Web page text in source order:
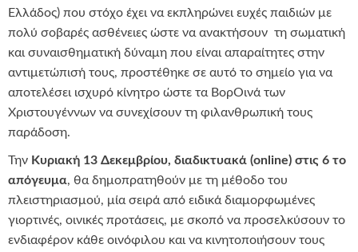
Ελλάδος) που στόχο έχει να εκπληρώνει ευχές παιδιών με
πολύ σοβαρές ασθένειες ώστε να ανακτήσουν τη σωματική
και συναισθηματική δύναμη που είναι απαραίτητες στην
αντιμετώπισή τους, προστέθηκε σε αυτό το σημείο για να
αποτελέσει ισχυρό κίνητρο ώστε τα ΒορΟινά των
Χριστουγέννων να συνεχίσουν τη φιλανθρωπική τους
παράδοση.
Την Κυριακή 13 Δεκεμβρίου, διαδικτυακά (online) στις 6 το
απόγευμα, θα δημοπρατηθούν με τη μέθοδο του
πλειστηριασμού, μία σειρά από ειδικά διαμορφωμένες
γιορτινές, οινικές προτάσεις, με σκοπό να προσελκύσουν το
ενδιαφέρον κάθε οινόφιλου και να κινητοποιήσουν τους